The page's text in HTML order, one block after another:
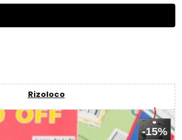
Rizoloco
-15%